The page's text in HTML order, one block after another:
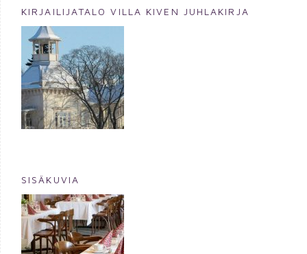
KIRJAILIJATALO VILLA KIVEN JUHLAKIRJA
SISÄKUVIA